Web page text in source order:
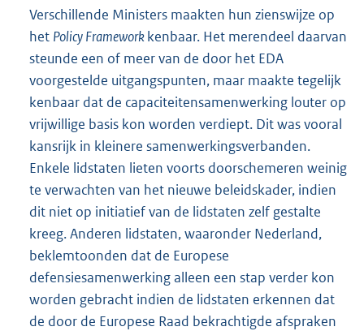
Verschillende Ministers maakten hun zienswijze op
het Policy Frameworkkenbaar. Het merendeel daarvan
steunde een of meer van de door het EDA
voorgestelde uitgangspunten, maar maakte tegelijk
kenbaar dat de capaciteitensamenwerking louter op
vrijwillige basis kon worden verdiept. Dit was vooral
kansrijk in kleinere samenwerkingsverbanden.
Enkele lidstaten lieten voorts doorschemeren weinig
te verwachten van het nieuwe beleidskader, indien
dit niet op initiatief van de lidstaten zelf gestalte
kreeg. Anderen lidstaten, waaronder Nederland,
beklemtoonden dat de Europese
defensiesamenwerking alleen een stap verder kon
worden gebracht indien de lidstaten erkennen dat
de door de Europese Raad bekrachtigde afspraken